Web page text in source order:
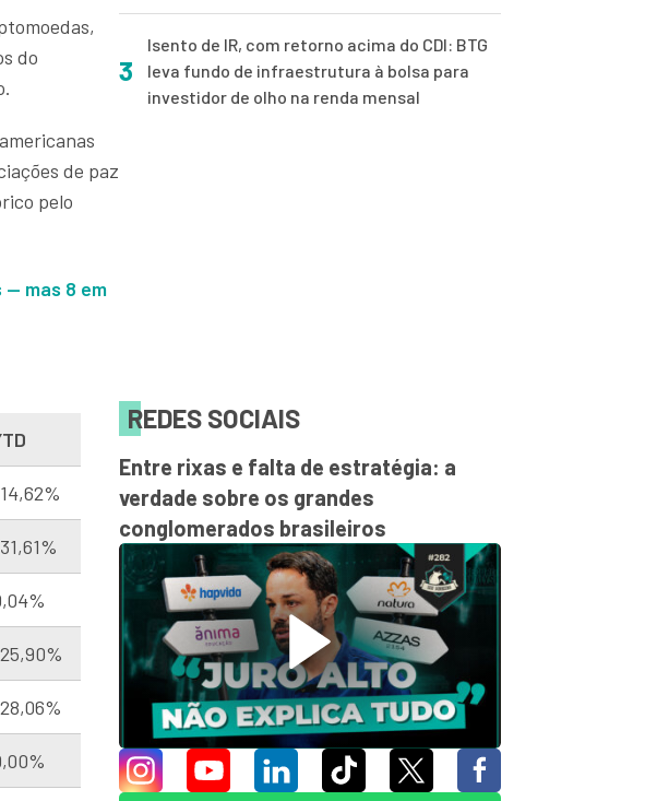
do
de paz
pelo
— mas 8 em
3
Isento de IR, com retorno acima do CDI: BTG
leva fundo de infraestrutura à bolsa para
investidor de olho na renda mensal
REDES SOCIAIS
Entre rixas e falta de estratégia: a
verdade sobre os grandes
conglomerados brasileiros